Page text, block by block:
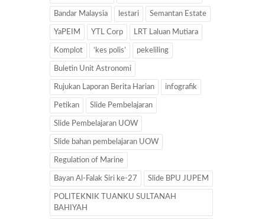
Bandar Malaysia lestari Semantan Estate
YaPEIM YTL Corp LRT Laluan Mutiara
Komplot ‘kes polis’ pekeliling
Buletin Unit Astronomi
Rujukan Laporan Berita Harian infografik
Petikan Slide Pembelajaran
Slide Pembelajaran UOW
Slide bahan pembelajaran UOW
Regulation of Marine
Bayan Al-Falak Siri ke-27 Slide BPU JUPEM
POLITEKNIK TUANKU SULTANAH
BAHIYAH